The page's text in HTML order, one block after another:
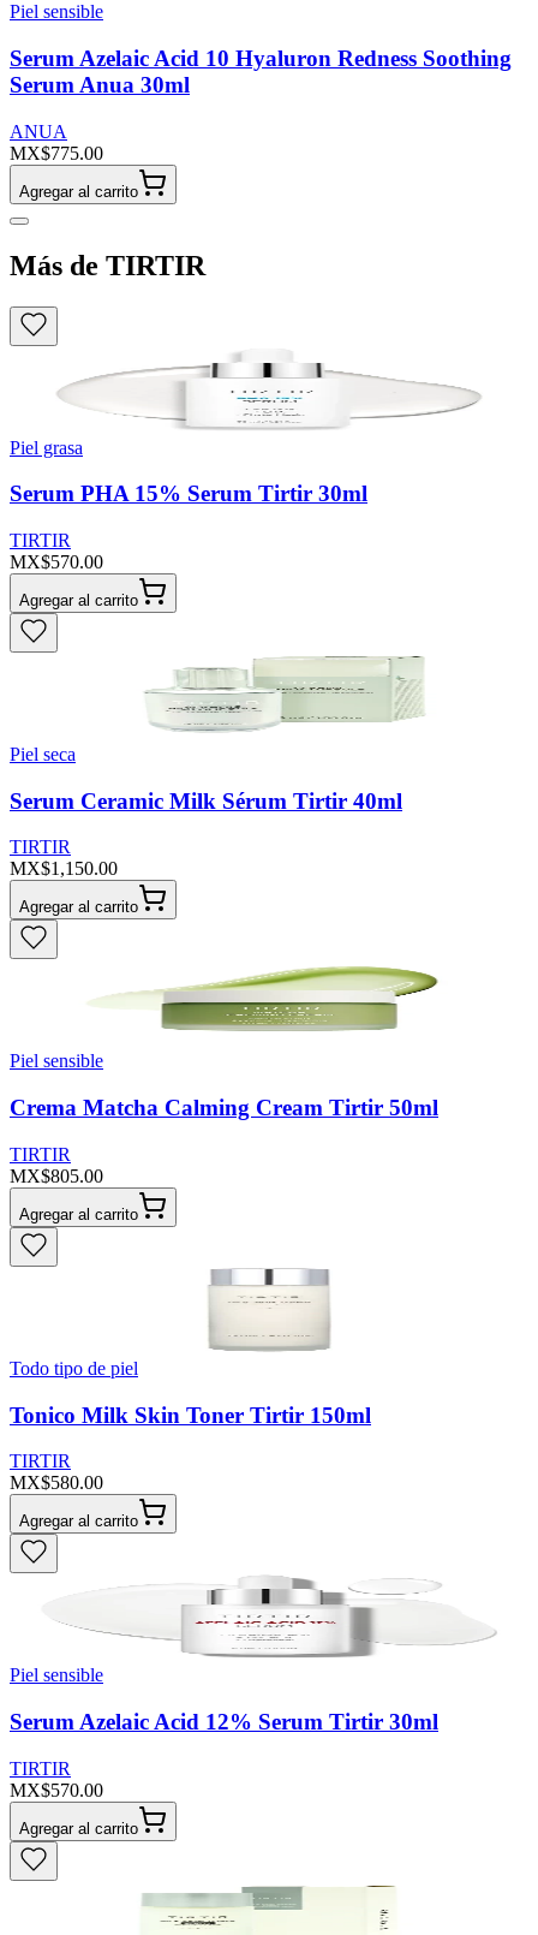
Piel sensible
Serum Azelaic Acid 10 Hyaluron Redness Soothing
Serum Anua 30ml
ANUA
MX$775.00
Agregar al carrito
Más de TIRTIR
Piel grasa
Serum PHA 15% Serum Tirtir 30ml
TIRTIR
MX$570.00
Agregar al carrito
Piel seca
Serum Ceramic Milk Sérum Tirtir 40ml
TIRTIR
MX$1,150.00
Agregar al carrito
Piel sensible
Crema Matcha Calming Cream Tirtir 50ml
TIRTIR
MX$805.00
Agregar al carrito
Todo tipo de piel
Tonico Milk Skin Toner Tirtir 150ml
TIRTIR
MX$580.00
Agregar al carrito
Piel sensible
Serum Azelaic Acid 12% Serum Tirtir 30ml
TIRTIR
MX$570.00
Agregar al carrito